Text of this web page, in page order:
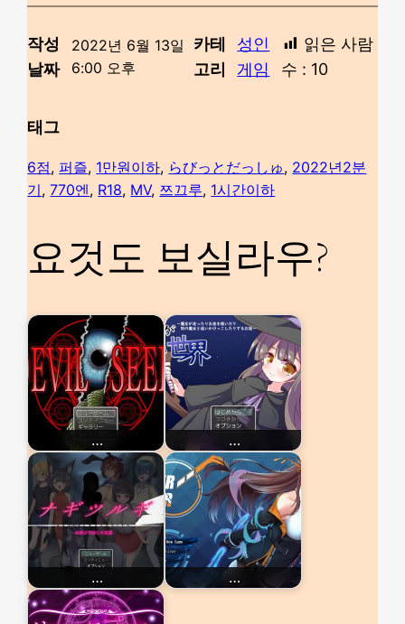
작성
날짜
2022년 6월 13일
6:00 오후
카테
고리
성인
게임
읽은 사람
수 : 10
태그
6점, 퍼즐, 1만원이하, らびっとだっしゅ, 2022년2분
기, 770엔, R18, MV, 쯔끄루, 1시간이하
요것도 보실라우?
… …
… …